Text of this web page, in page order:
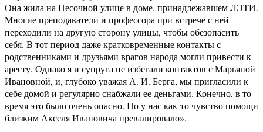
Она жила на Песочной улице в доме, принадлежавшем ЛЭТИ.
Многие преподаватели и профессора при встрече с ней
переходили на другую сторону улицы, чтобы обезопасить
себя. В тот период даже кратковременные контакты с
родственниками и друзьями врагов народа могли привести к
аресту. Однако я и супруга не избегали контактов с Марьяной
Ивановной, и, глубоко уважая А. И. Берга, мы пригласили к
себе домой и регулярно снабжали ее деньгами. Конечно, в то
время это было очень опасно. Но у нас как-то чувство помощи
близким Акселя Ивановича превалировало».